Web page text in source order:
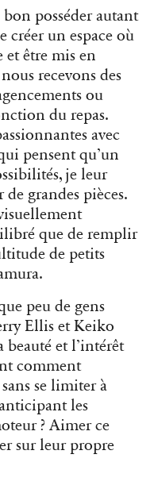
posséder autant
créer un espace où
et être mis en
recevons des
ou
du repas.
avec
pensent qu’un
je leur
de grandes pièces.
que de remplir
de petits
peu de gens
Ellis et Keiko
et l’intérêt
comment
se limiter à
les
? Aimer ce
sur leur propre